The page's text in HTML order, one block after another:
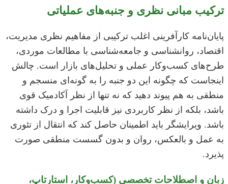
ترکیب مبانی نظری و جنبه‌های عملیاتی
پایان‌نامه کارآفرینی اغلب ترکیبی از مفاهیم نظری مدیریت،
اقتصاد، روانشناسی و جامعه‌شناسی با مطالعات موردی،
طرح‌های کسب‌وکار عملی و تحلیل‌های بازار است. چالش
اینجاست که چگونه این دو جنبه را به گونه‌ای منسجم و
منطقی به هم پیوند دهید که نه تنها از نظر آکادمیک قوی
باشد، بلکه از نظر کاربردی نیز قابلیت اجرا و درک داشته
باشد. ویرایشگر باید اطمینان حاصل کند که انتقال از تئوری
به عمل و بالعکس، روان و بدون گسست منطقی صورت
پذیرد.
زبان و اصطلاحات تخصصی (کسب‌وکار، استارتاپ،